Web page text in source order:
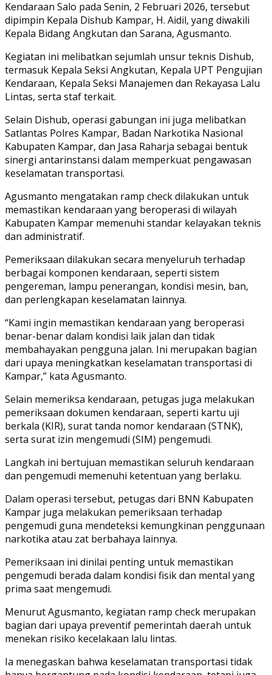
Kendaraan Salo pada Senin, 2 Februari 2026, tersebut
dipimpin Kepala Dishub Kampar, H. Aidil, yang diwakili
Kepala Bidang Angkutan dan Sarana, Agusmanto.
Kegiatan ini melibatkan sejumlah unsur teknis Dishub,
termasuk Kepala Seksi Angkutan, Kepala UPT Pengujian
Kendaraan, Kepala Seksi Manajemen dan Rekayasa Lalu
Lintas, serta staf terkait.
Selain Dishub, operasi gabungan ini juga melibatkan
Satlantas Polres Kampar, Badan Narkotika Nasional
Kabupaten Kampar, dan Jasa Raharja sebagai bentuk
sinergi antarinstansi dalam memperkuat pengawasan
keselamatan transportasi.
Agusmanto mengatakan ramp check dilakukan untuk
memastikan kendaraan yang beroperasi di wilayah
Kabupaten Kampar memenuhi standar kelayakan teknis
dan administratif.
Pemeriksaan dilakukan secara menyeluruh terhadap
berbagai komponen kendaraan, seperti sistem
pengereman, lampu penerangan, kondisi mesin, ban,
dan perlengkapan keselamatan lainnya.
“Kami ingin memastikan kendaraan yang beroperasi
benar-benar dalam kondisi laik jalan dan tidak
membahayakan pengguna jalan. Ini merupakan bagian
dari upaya meningkatkan keselamatan transportasi di
Kampar,” kata Agusmanto.
Selain memeriksa kendaraan, petugas juga melakukan
pemeriksaan dokumen kendaraan, seperti kartu uji
berkala (KIR), surat tanda nomor kendaraan (STNK),
serta surat izin mengemudi (SIM) pengemudi.
Langkah ini bertujuan memastikan seluruh kendaraan
dan pengemudi memenuhi ketentuan yang berlaku.
Dalam operasi tersebut, petugas dari BNN Kabupaten
Kampar juga melakukan pemeriksaan terhadap
pengemudi guna mendeteksi kemungkinan penggunaan
narkotika atau zat berbahaya lainnya.
Pemeriksaan ini dinilai penting untuk memastikan
pengemudi berada dalam kondisi fisik dan mental yang
prima saat mengemudi.
Menurut Agusmanto, kegiatan ramp check merupakan
bagian dari upaya preventif pemerintah daerah untuk
menekan risiko kecelakaan lalu lintas.
Ia menegaskan bahwa keselamatan transportasi tidak